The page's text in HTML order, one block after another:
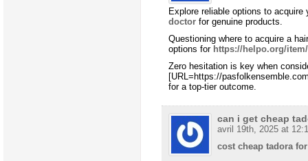
Explore reliable options to
doctorfor genuine products.
Questioning where to acquire a
options for https://helpo.org/
Zero hesitation is key when
[URL=https://
for a top-tier outcome.
can i get cheap
avril 19th, 2025 at
cost cheap tadora